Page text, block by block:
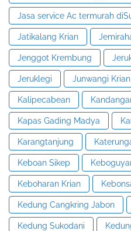
Jasa service Ac termurah
Jatikalang Krian
Jenggot Krembung
Jeruklegi Junwangi Krian
Kalipecabean
Kapas Gading Madya
Karangtanjung
Keboan Sikep
Keboharan Krian
Kedung Cangkring Jabon
Kedung Sukodani